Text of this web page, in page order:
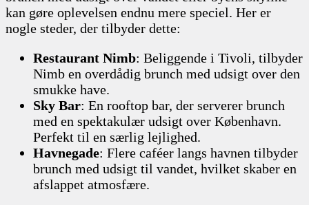
kan gøre oplevelsen endnu mere speciel. Her er
nogle steder, der tilbyder dette:
Restaurant Nimb: Beliggende i Tivoli, tilbyder
Nimb en overdådig brunch med udsigt over den
smukke have.
Sky Bar: En rooftop bar, der serverer brunch
med en spektakulær udsigt over København.
Perfekt til en særlig lejlighed.
Havnegade: Flere caféer langs havnen tilbyder
brunch med udsigt til vandet, hvilket skaber en
afslappet atmosfære.